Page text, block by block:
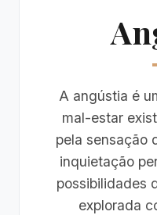
A angústia é
mal-estar
pela sensação
inquietação
possibilidades
explorada